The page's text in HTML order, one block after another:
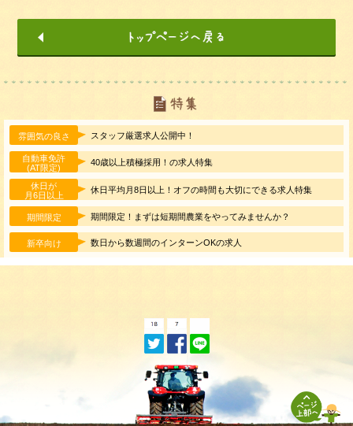
雰囲気の良さ スタッフ厳選求人公開中！
自動車免許
(AT限定)
40歳以上積極採用！の求人特集
休日が
月6日以上
休日平均月8日以上！オフの時間も大切にできる求人特集
期間限定 期間限定！まずは短期間農業をやってみませんか？
新卒向け 数日から数週間のインターンOKの求人